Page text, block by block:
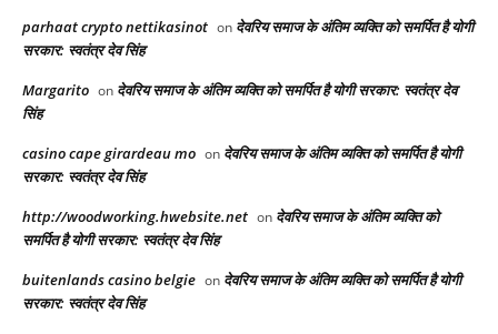
parhaat crypto nettikasinot on देवरिय समाज के अंतिम व्यक्ति को समर्पित है योगी
सरकार: स्वतंत्र देव सिंह
Margarito on देवरिय समाज के अंतिम व्यक्ति को समर्पित है योगी सरकार: स्वतंत्र देव
सिंह
casino cape girardeau mo on देवरिय समाज के अंतिम व्यक्ति को समर्पित है योगी
सरकार: स्वतंत्र देव सिंह
http://woodworking.hwebsite.net on देवरिय समाज के अंतिम व्यक्ति को
समर्पित है योगी सरकार: स्वतंत्र देव सिंह
buitenlands casino belgie on देवरिय समाज के अंतिम व्यक्ति को समर्पित है योगी
सरकार: स्वतंत्र देव सिंह